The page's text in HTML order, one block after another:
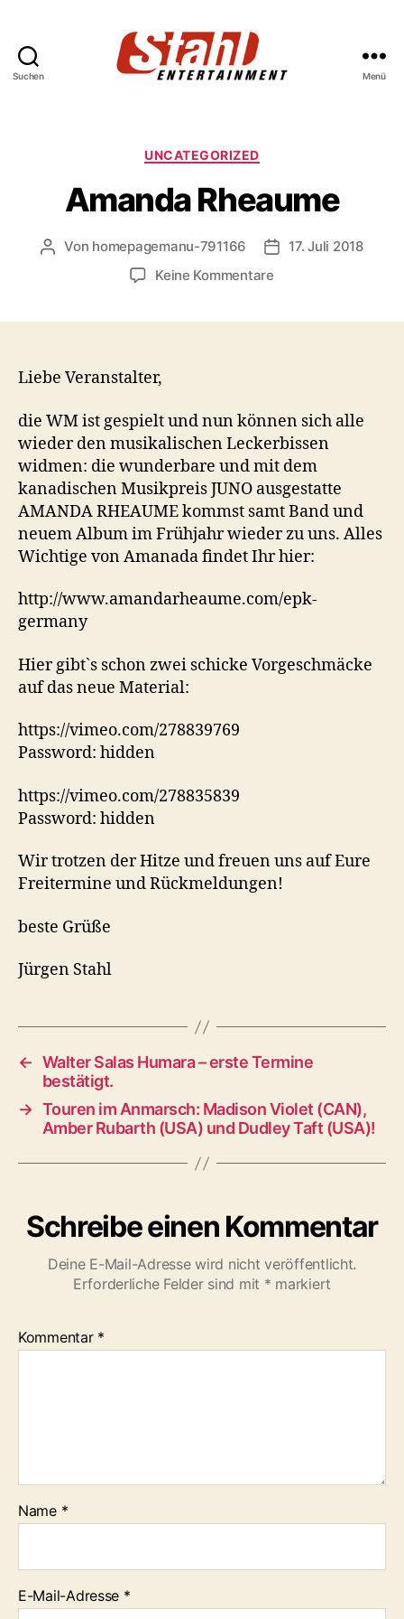
Suchen Menü
Kategorien
UNCATEGORIZED
Amanda Rheaume
Beitragsautor
Von homepagemanu-791166
17. Juli 2018
Keine Kommentarezu
Liebe Veranstalter,
die WM ist gespielt und nun können sich alle
wieder den musikalischen Leckerbissen
widmen: die wunderbare und mit dem
kanadischen Musikpreis JUNO ausgestatte
AMANDA RHEAUME kommst samt Band und
neuem Album im Frühjahr wieder zu uns. Alles
Wichtige von Amanada findet Ihr hier:
http://www.amandarheaume.com/epk-
germany
Hier gibt`s schon zwei schicke Vorgeschmäcke
auf das neue Material:
https://vimeo.com/278839769
Password: hidden
https://vimeo.com/278835839
Password: hidden
Wir trotzen der Hitze und freuen uns auf Eure
Freitermine und Rückmeldungen!
beste Grüße
Jürgen Stahl
← Walter Salas Humara – erste Termine
bestätigt.
→ Touren im Anmarsch: Madison Violet (CAN),
Amber Rubarth (USA) und Dudley Taft (USA)!
Schreibe einen Kommentar
Deine E-Mail-Adresse wird nicht veröffentlicht.
Erforderliche Felder sind mit * markiert
Kommentar *
Name *
E-Mail-Adresse *